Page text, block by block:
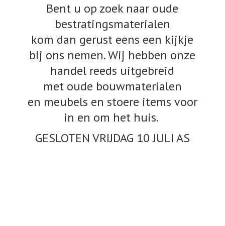
Bent u op zoek naar oude
bestratingsmaterialen
kom dan gerust eens een kijkje
bij ons nemen. Wij hebben onze
handel reeds uitgebreid
met oude bouwmaterialen
en meubels en stoere items voor
in en om het huis.
GESLOTEN VRIJDAG 10JULI AS